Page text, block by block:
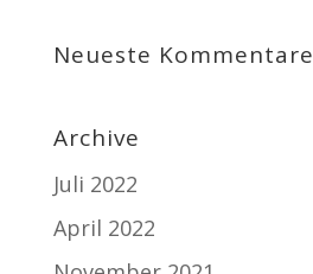
Neueste Kommentare
Archive
Juli 2022
April 2022